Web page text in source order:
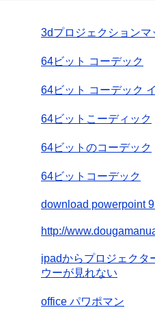
3dプロジェクションマ
64ビット コーデック
64ビット コーデック
64ビットこーディック
64ビットのコーデック
64ビットコーデック
download powerpoint
http://
ipadからプロジェクタ
ウーが見れない
office パワポマン